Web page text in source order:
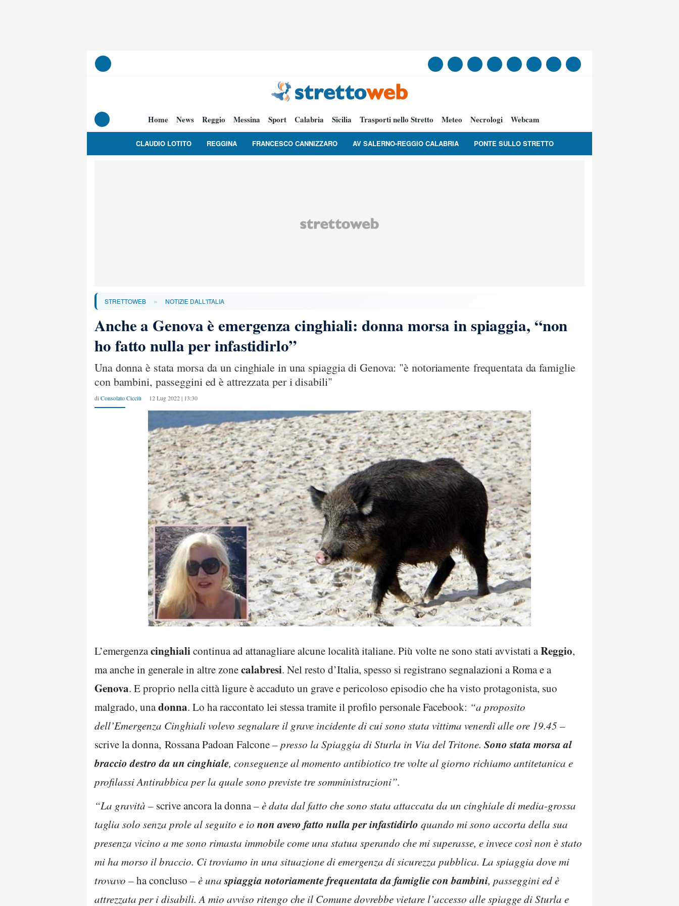
Home News Reggio Messina Sport Calabria Sicilia Trasporti nello Stretto Meteo Necrologi Webcam
CLAUDIO LOTITO REGGINA FRANCESCO CANNIZZARO AV SALERNO-REGGIO CALABRIA PONTE SULLO STRETTO
STRETTOWEB » NOTIZIE DALL'ITALIA
Anche a Genova è emergenza cinghiali: donna morsa in spiaggia, “non
ho fatto nulla per infastidirlo”
Una donna è stata morsa da un cinghiale in una spiaggia di Genova: "è notoriamente frequentata da famiglie
con bambini, passeggini ed è attrezzata per i disabili"
di Consolato Cicciù 12 Lug 2022 | 13:30
L’emergenzacinghialicontinua ad attanagliare alcune località italiane. Più volte ne sono stati avvistati aReggio,
ma anche in generale in altre zonecalabresi. Nel resto d’Italia, spesso si registrano segnalazioni a Roma e a
Genova. E proprio nella città ligure è accaduto un grave e pericoloso episodio che ha visto protagonista, suo
malgrado, unadonna. Lo ha raccontato lei stessa tramite il profilo personale Facebook: “a proposito
dell’Emergenza Cinghiali volevo segnalare il grave incidente di cui sono stata vittima venerdì alle ore 19.45 –
scrive la donna, Rossana Padoan Falcone– presso la Spiaggia di Sturla in Via del Tritone. Sono stata morsa al
braccio destro da un cinghiale, conseguenze al momento antibiotico tre volte al giorno richiamo antitetanica e
profilassi Antirabbica per la quale sono previste tre somministrazioni”.
“La gravità – scrive ancora la donna– è data dal fatto che sono stata attaccata da un cinghiale di media-grossa
taglia solo senza prole al seguito e io non avevo fatto nulla per infastidirlo quando mi sono accorta della sua
presenza vicino a me sono rimasta immobile come una statua sperando che mi superasse, e invece così non è stato
mi ha morso il braccio. Ci troviamo in una situazione di emergenza di sicurezza pubblica. La spiaggia dove mi
trovavo –ha concluso – è unaspiaggia notoriamente frequentata da famiglie con bambini, passeggini ed è
attrezzata per i disabili. A mio avviso ritengo che il Comune dovrebbe vietare l’accesso alle spiagge di Sturla e